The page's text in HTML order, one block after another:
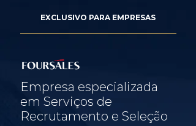
EXCLUSIVO PARA EMPRESAS
Empresa especializada
em Serviços de
Recrutamento e Seleção